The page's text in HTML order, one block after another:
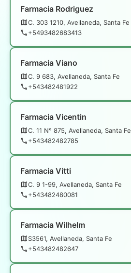
Farmacia Rodriguez
C. 303 1210, Avellaneda, Santa Fe
+5493482683413
Farmacia Viano
C. 9 683, Avellaneda, Santa Fe
+543482481922
Farmacia Vicentin
C. 11 N° 875, Avellaneda, Santa Fe
+543482482785
Farmacia Vitti
C. 9 1-99, Avellaneda, Santa Fe
+543482480081
Farmacia Wilhelm
S3561, Avellaneda, Santa Fe
+543482482647